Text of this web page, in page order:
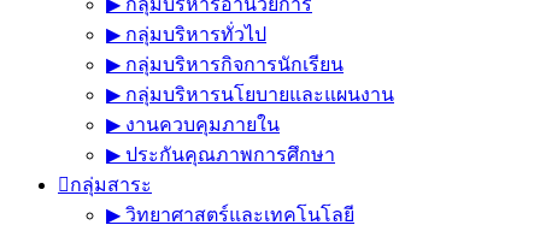
▶︎ กลุ่มบริหารอำนวยการ
▶︎ กลุ่มบริหารทั่วไป
▶︎ กลุ่มบริหารกิจการนักเรียน
▶︎ กลุ่มบริหารนโยบายและแผนงาน
▶︎ งานควบคุมภายใน
▶︎ ประกันคุณภาพการศึกษา
กลุ่มสาระ
▶︎ วิทยาศาสตร์และเทคโนโลยี